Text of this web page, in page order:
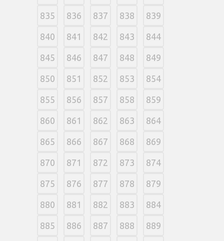
835 836 837 838 839
840 841 842 843 844
845 846 847 848 849
850 851 852 853 854
855 856 857 858 859
860 861 862 863 864
865 866 867 868 869
870 871 872 873 874
875 876 877 878 879
880 881 882 883 884
885 886 887 888 889